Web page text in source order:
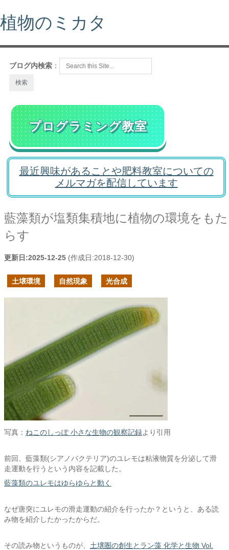
植物のミカタ
ブログ内検索 ：
プログラミング教室
最近興味があることや肥料教室についての
メルマガを配信しています
藍藻類が塩類集積地に植物の環境をもた
らす
更新日:2025-12-25 (作成日:2018-12-30)
土壌環境 自然現象 光合成
写真： ねこのしっぽ 小さな生物の観察記録より引用
前回、藍藻類(シアノバクテリア)のユレモは粘液物質を分泌して滑
走運動を行うという内容を記載した。
藍藻類のユレモはゆらゆらと動く
なぜ唐突にユレモの滑走運動の紹介を行ったか？というと、ある読
み物を紹介したかったからだ。
その読み物というものが、 土壌圏の創生とラン藻 化学と生物 Vol.